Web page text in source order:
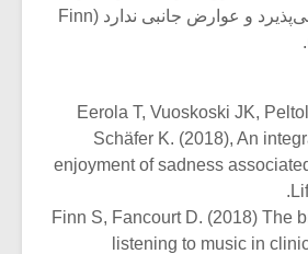
بدن آن را راحت‌تر می‌پذیرد و عوارض جانبی ندارد (Finn
Eerola T, Vuoskoski JK,
Schäfer K. (2018), An
enjoyment of sadness
Finn S, Fancourt D. (2018) The
listening to music in